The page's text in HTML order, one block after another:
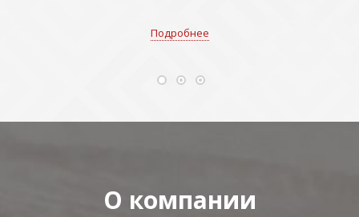
Подробнее
О компании